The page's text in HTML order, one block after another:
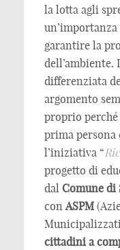
la lotta agli
garantire la
dell’ambiente.
differenziata
argomento
proprio
prima
l’iniziativa “
progetto di
dal Comune di
con ASPM
cittadini a